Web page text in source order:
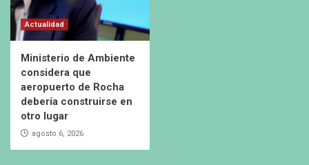
Actualidad
Ministerio de Ambiente
considera que
aeropuerto de Rocha
debería construirse en
otro lugar
agosto 6, 2026